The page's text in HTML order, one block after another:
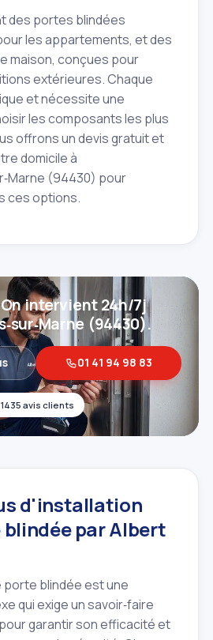
des portes blindées
les appartements, et des
maison, conçues pour
extérieures. Chaque
et nécessite une
les composants les plus
offrons un devis gratuit et
domicile à
(94430) pour
ces options.
1435 avis clients
intervient 24h/7j
(94430).
01 41 94 98 83
d'installation
par Albert
porte blindée est une
qui exige un savoir‑faire
garantir son efficacité et